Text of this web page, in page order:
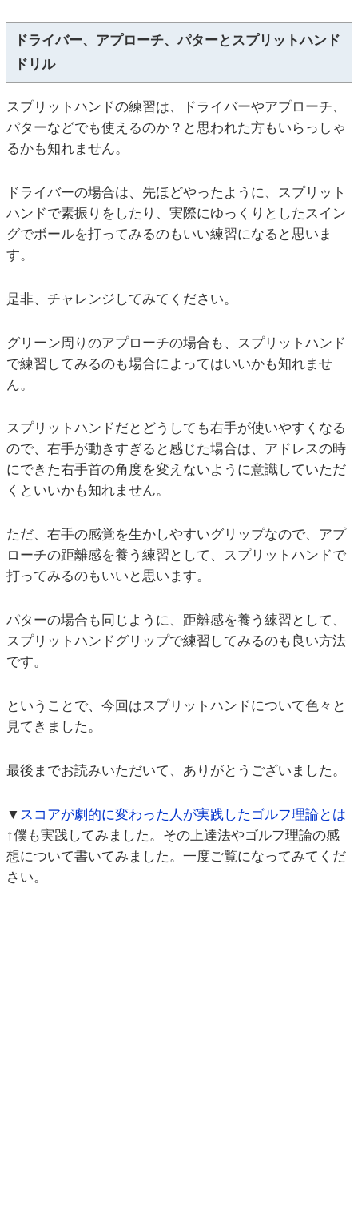
ドライバー、アプローチ、パターとスプリットハンド
ドリル
スプリットハンドの練習は、ドライバーやアプローチ、
パターなどでも使えるのか？と思われた方もいらっしゃ
るかも知れません。
ドライバーの場合は、先ほどやったように、スプリット
ハンドで素振りをしたり、実際にゆっくりとしたスイン
グでボールを打ってみるのもいい練習になると思いま
す。
是非、チャレンジしてみてください。
グリーン周りのアプローチの場合も、スプリットハンド
で練習してみるのも場合によってはいいかも知れませ
ん。
スプリットハンドだとどうしても右手が使いやすくなる
ので、右手が動きすぎると感じた場合は、アドレスの時
にできた右手首の角度を変えないように意識していただ
くといいかも知れません。
ただ、右手の感覚を生かしやすいグリップなので、アプ
ローチの距離感を養う練習として、スプリットハンドで
打ってみるのもいいと思います。
パターの場合も同じように、距離感を養う練習として、
スプリットハンドグリップで練習してみるのも良い方法
です。
ということで、今回はスプリットハンドについて色々と
見てきました。
最後までお読みいただいて、ありがとうございました。
▼ スコアが劇的に変わった人が実践したゴルフ理論とは
↑僕も実践してみました。その上達法やゴルフ理論の感
想について書いてみました。一度ご覧になってみてくだ
さい。